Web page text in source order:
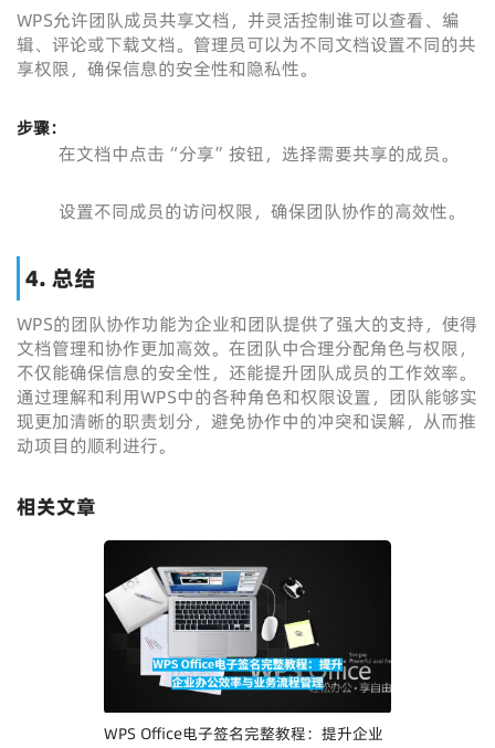
WPS允许团队成员共享文档，并灵活控制谁可以查看、编
辑、评论或下载文档。管理员可以为不同文档设置不同的共
享权限，确保信息的安全性和隐私性。
步骤：
在文档中点击“分享”按钮，选择需要共享的成员。
设置不同成员的访问权限，确保团队协作的高效性。
4. 总结
WPS的团队协作功能为企业和团队提供了强大的支持，使得
文档管理和协作更加高效。在团队中合理分配角色与权限，
不仅能确保信息的安全性，还能提升团队成员的工作效率。
通过理解和利用WPS中的各种角色和权限设置，团队能够实
现更加清晰的职责划分，避免协作中的冲突和误解，从而推
动项目的顺利进行。
相关文章
WPS Office电子签名完整教程：提升企业